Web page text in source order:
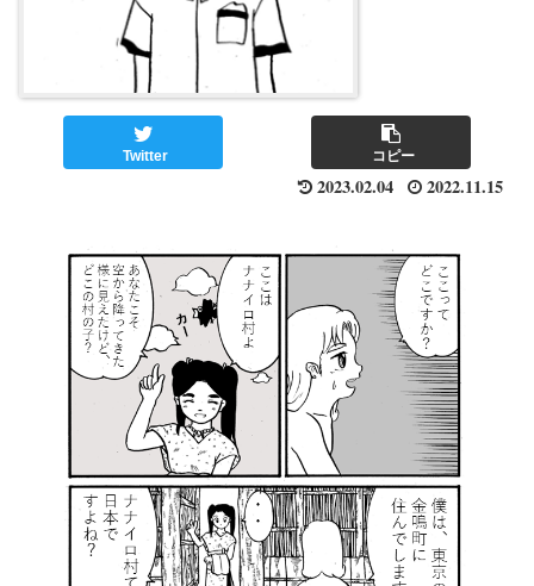
Twitter コピー
2023.02.04 2022.11.15